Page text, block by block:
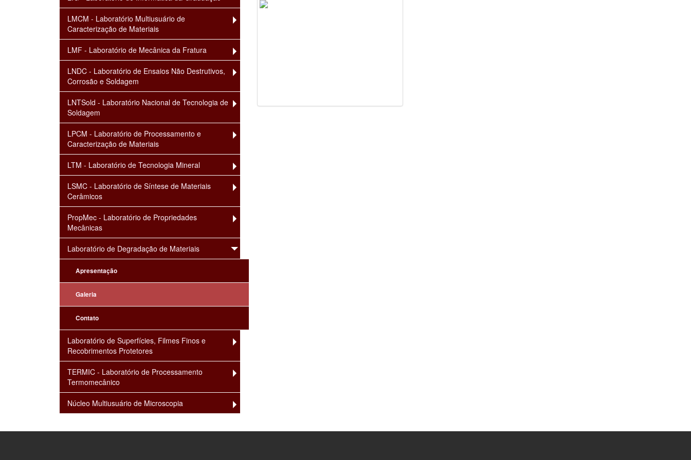
LMCM - Laboratório Multiusuário de
Caracterização de Materiais
LMF - Laboratório de Mecânica da Fratura
LNDC - Laboratório de Ensaios Não Destrutivos,
Corrosão e Soldagem
LNTSold - Laboratório Nacional de Tecnologia de
Soldagem
LPCM - Laboratório de Processamento e
Caracterização de Materiais
LTM - Laboratório de Tecnologia Mineral
LSMC - Laboratório de Síntese de Materiais
Cerâmicos
PropMec - Laboratório de Propriedades
Mecânicas
Laboratório de Degradação de Materiais
Apresentação
Galeria
Contato
Laboratório de Superfícies, Filmes Finos e
Recobrimentos Protetores
TERMIC - Laboratório de Processamento
Termomecânico
Núcleo Multiusuário de Microscopia